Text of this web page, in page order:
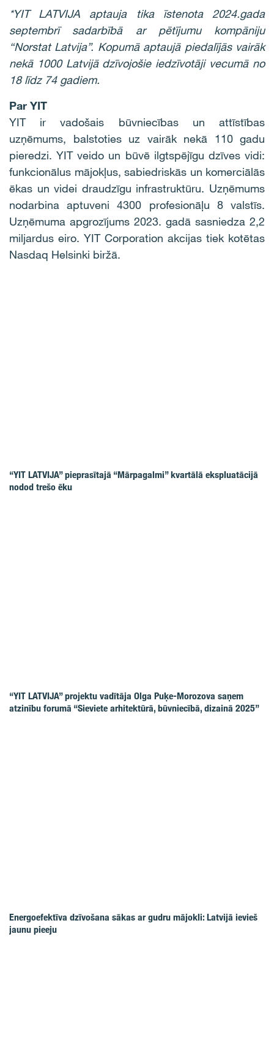
*YIT LATVIJA aptauja tika īstenota 2024.gada
septembrī sadarbībā ar pētījumu kompāniju
“Norstat Latvija”. Kopumā aptaujā piedalījās vairāk
nekā 1000 Latvijā dzīvojošie iedzīvotāji vecumā no
18 līdz 74 gadiem.
Par YIT
YIT ir vadošais būvniecības un attīstības
uzņēmums, balstoties uz vairāk nekā 110 gadu
pieredzi. YIT veido un būvē ilgtspējīgu dzīves vidi:
funkcionālus mājokļus, sabiedriskās un komerciālās
ēkas un videi draudzīgu infrastruktūru. Uzņēmums
nodarbina aptuveni 4300 profesionāļu 8 valstīs.
Uzņēmuma apgrozījums 2023. gadā sasniedza 2,2
miljardus eiro. YIT Corporation akcijas tiek kotētas
Nasdaq Helsinki biržā.
“YIT LATVIJA” pieprasītajā “Mārpagalmi” kvartālā ekspluatācijā
nodod trešo ēku
“YIT LATVIJA” projektu vadītāja Olga Puķe-Morozova saņem
atzinību forumā “Sieviete arhitektūrā, būvniecībā, dizainā 2025”
Energoefektīva dzīvošana sākas ar gudru mājokli: Latvijā ievieš
jaunu pieeju